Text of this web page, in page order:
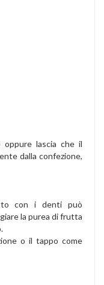
lascia che il
dalla confezione,
con i denti può
la purea di frutta
o il tappo come